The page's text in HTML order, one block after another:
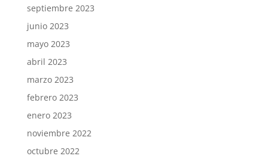
septiembre 2023
junio 2023
mayo 2023
abril 2023
marzo 2023
febrero 2023
enero 2023
noviembre 2022
octubre 2022